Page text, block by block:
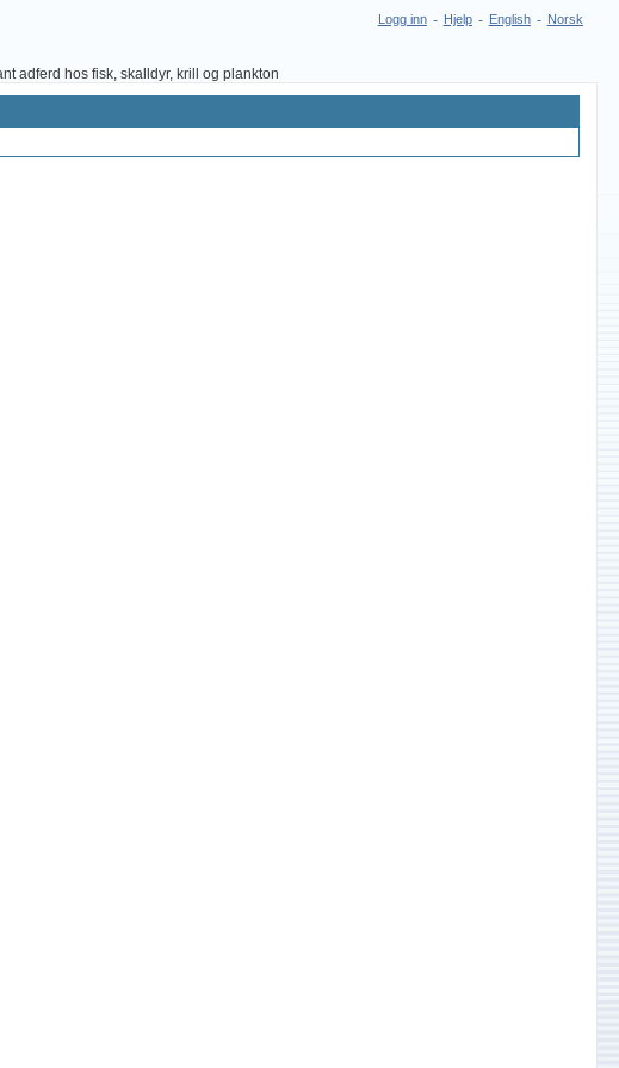
Norsk
-
English
-
Hjelp
-
Logg inn
adferd hos fisk, skalldyr, krill og plankton